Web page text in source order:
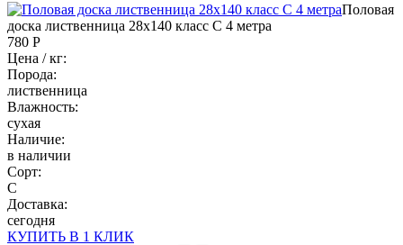
Половая
доска лиственница 28x140 класс С 4 метра
780 Р
Цена / кг:
Порода:
лиственница
Влажность:
сухая
Наличие:
в наличии
Сорт:
С
Доставка:
сегодня
КУПИТЬ В 1 КЛИК